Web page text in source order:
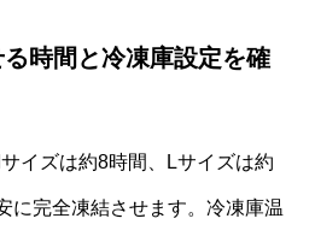
時間と冷凍庫設定を確
イズは約8時間、Lサイズは約
に完全凍結させます。冷凍庫温